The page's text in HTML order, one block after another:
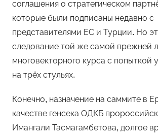
соглашения о стратегическом
которые были подписаны недавно с
представителями ЕС и Турции. Но
следование той же самой прежней
многовекторного курса с попыткой
на трёх стульях.
Конечно, назначение на саммите в
качестве генсека ОДКБ
Имангали Тасмагамбетова, долгое